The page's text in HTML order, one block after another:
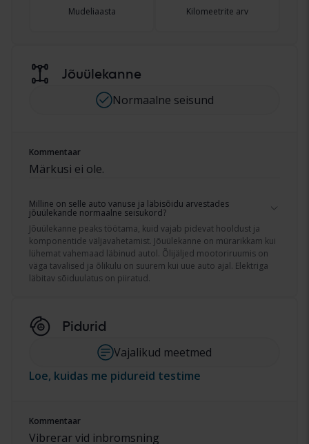
Mudeliaasta Kilomeetrite arv
Jõuülekanne
Normaalne seisund
Kommentaar
Märkusi ei ole.
Milline on selle auto vanuse ja läbisõidu arvestades
jõuülekande normaalne seisukord?
Jõuülekanne peaks töötama, kuid vajab pidevat hooldust ja
komponentide väljavahetamist. Jõuülekanne on mürarikkam kui
lühemat vahemaad läbinud autol. Õlijäljed mootoriruumis on
väga tavalised ja õlikulu on suurem kui uue auto ajal. Elektriga
läbitav sõiduulatus on piiratud.
Pidurid
Vajalikud meetmed
Loe, kuidas me pidureid testime
Kommentaar
Vibrerar vid inbromsning